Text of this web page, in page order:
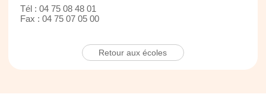
Tél : 04 75 08 48 01
Fax : 04 75 07 05 00
Retour aux écoles